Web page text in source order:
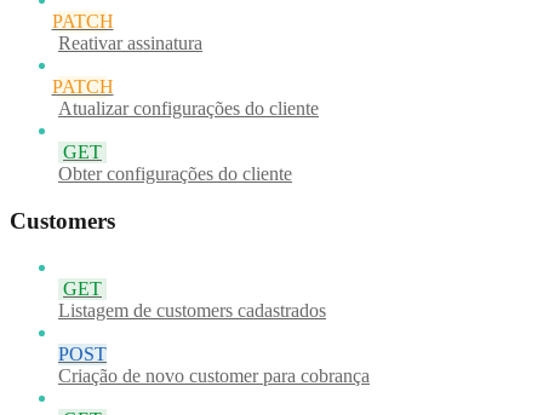
PATCH
Reativar assinatura
PATCH
Atualizar configurações do cliente
GET
Obter configurações do cliente
Customers
GET
Listagem de customers cadastrados
POST
Criação de novo customer para cobrança